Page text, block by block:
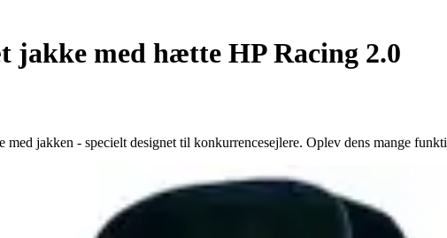
jakke med hætte HP Racing 2.0
jakken - specielt designet til konkurrencesejlere. Oplev dens mange